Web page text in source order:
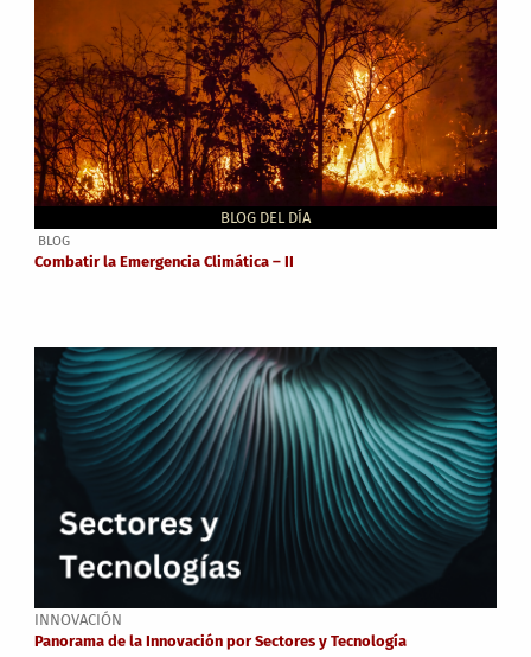
BLOG DEL DÍA
BLOG
Combatir la Emergencia Climática – II
INNOVACIÓN
Panorama de la Innovación por Sectores y Tecnología